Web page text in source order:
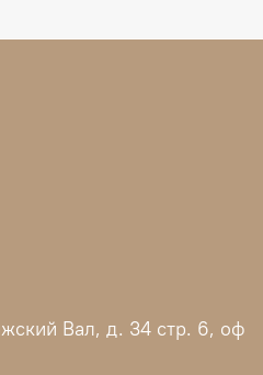
Вал, д. 34 стр. 6, оф